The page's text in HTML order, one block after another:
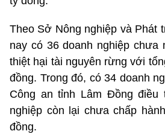
Theo Sở Nông nghiệp và Phát
nay có 36 doanh nghiệp chưa
thiệt hại tài nguyên rừng với
đồng. Trong đó, có 34 doanh
Công an tỉnh Lâm Đồng
nghiệp còn lại chưa chấp
đồng.